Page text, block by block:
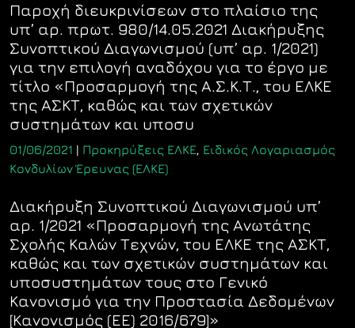
Παροχή διευκρινίσεων στο πλαίσιο της
υπ’ αρ. πρωτ. 980/14.05.2021 Διακήρυξης
Συνοπτικού Διαγωνισμού (υπ’ αρ. 1/2021)
για την επιλογή αναδόχου για το έργο με
τίτλο «Προσαρμογή της Α.Σ.Κ.Τ., του ΕΛΚΕ
της ΑΣΚΤ, καθώς και των σχετικών
συστημάτων και υποσυ
01/06/2021 | Προκηρύξεις ΕΛΚΕ, Ειδικός Λογαριασμός
Κονδυλίων Έρευνας (ΕΛΚΕ)
Διακήρυξη Συνοπτικού Διαγωνισμού υπ’
αρ. 1/2021 «Προσαρμογή της Ανωτάτης
Σχολής Καλών Τεχνών, του ΕΛΚΕ της ΑΣΚΤ,
καθώς και των σχετικών συστημάτων και
υποσυστημάτων τους στο Γενικό
Κανονισμό για την Προστασία Δεδομένων
[Κανονισμός (ΕΕ) 2016/679]»